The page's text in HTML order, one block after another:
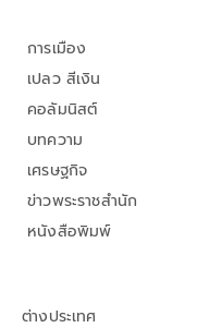
การเมือง
เปลว สีเงิน
คอลัมนิสต์
บทความ
เศรษฐกิจ
ข่าวพระราชสำนัก
หนังสือพิมพ์
ต่างประเทศ